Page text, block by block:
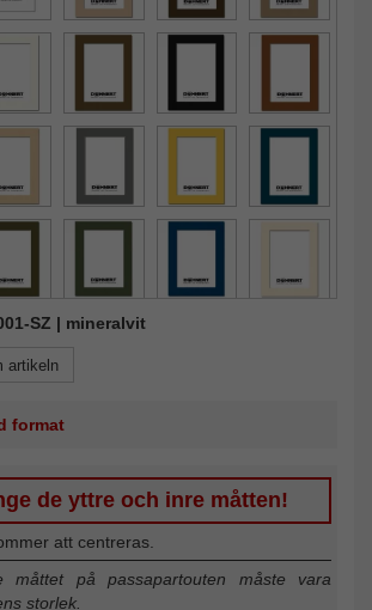
SZ | mineralvit
artikeln
format
de yttre och inre måtten!
att centreras.
måttet på passapartouten måste vara
storlek.